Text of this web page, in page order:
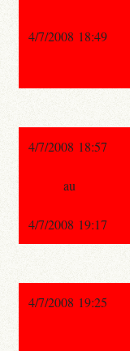
4/7/2008 18:49
4/7/2008 18:57
au
4/7/2008 19:17
4/7/2008 19:25